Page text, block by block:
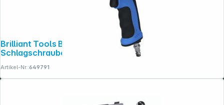
Brilliant Tools BT160200 3/4" Druckluft-
Schlagschrauber
Artikel-Nr.:649791
Folgen Sie uns auf